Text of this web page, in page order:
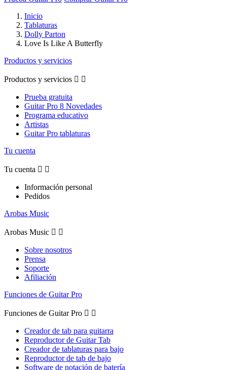
Inicio
Tablaturas
Dolly Parton
Love Is Like A Butterfly
Productos y servicios
Productos y servicios  
Prueba gratuita
Guitar Pro 8 Novedades
Programa educativo
Artistas
Guitar Pro tablaturas
Tu cuenta
Tu cuenta  
Información personal
Pedidos
Arobas Music
Arobas Music  
Sobre nosotros
Prensa
Soporte
Afiliación
Funciones de Guitar Pro
Funciones de Guitar Pro  
Creador de tab para guitarra
Reproductor de Guitar Tab
Creador de tablaturas para bajo
Reproductor de tab de bajo
Software de notación de batería